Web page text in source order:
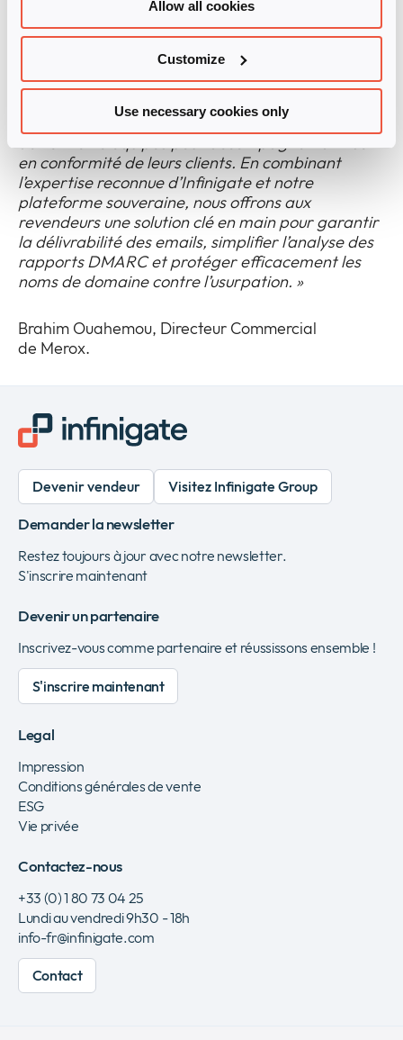
Allow all cookies
Customize
Use necessary cookies only
« Ce partenariat avec Infinigate France marque
une étape clé dans notre stratégie de distribution
100% indirecte. Face aux nouvelles exigences des
fournisseurs de messagerie, les prestataires IT
en conformité de leurs clients. En combinant
l’expertise reconnue d’Infinigate et notre
plateforme souveraine, nous offrons aux
revendeurs une solution clé en main pour garantir
la délivrabilité des emails, simplifier l’analyse des
rapports DMARC et protéger efficacement les
noms de domaine contre l’usurpation. »
Brahim Ouahemou, Directeur Commercial
de Merox.
Devenir vendeur Visitez Infinigate Group
Demander la newsletter
Restez toujours à jour avec notre newsletter.
S'inscrire maintenant
Devenir un partenaire
Inscrivez-vous comme partenaire et réussissons ensemble !
S'inscrire maintenant
Legal
Impression
Conditions générales de vente
ESG
Vie privée
Contactez-nous
+33 (0) 1 80 73 04 25
Lundi au vendredi 9h30 - 18h
info-fr@infinigate.com
Contact